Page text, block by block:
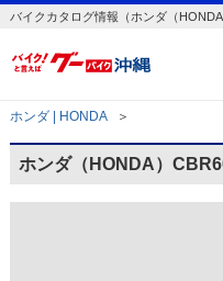
バイクカタログ情報（ホンダ（HONDA
ホンダ | HONDA ＞
ホンダ（HONDA）